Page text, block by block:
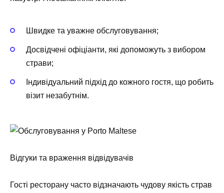
Швидке та уважне обслуговування;
Досвідчені офіціанти, які допоможуть з вибором
страви;
Індивідуальний підхід до кожного гостя, що робить
візит незабутнім.
Відгуки та враження відвідувачів
Гості ресторану часто відзначають чудову якість страв